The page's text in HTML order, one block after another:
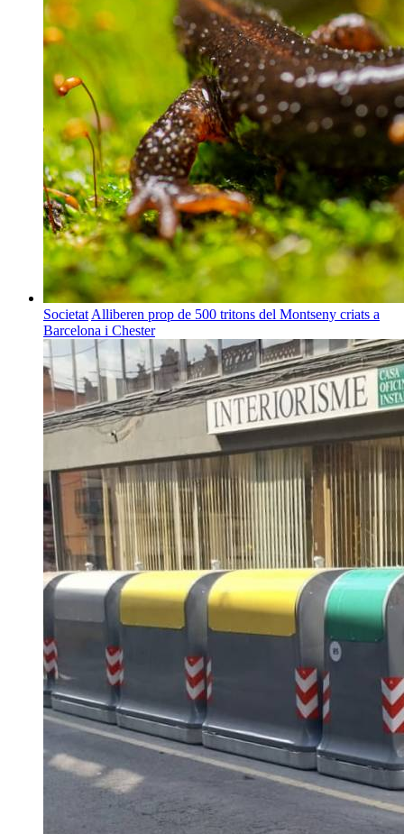
Societat Alliberen prop de 500 tritons del Montseny criats a
Barcelona i Chester